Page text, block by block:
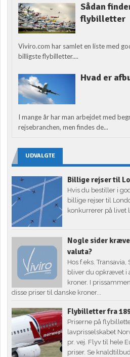
Sådan
flybilletter
Viviro.com har samlet en liste med
billigste flybilletter....
Hvad er
I mange år har man arbejdet med
rejsebranchen, men findes de...
UDVALGTE
Billige rejser til
Hvis du bestiller i
billige rejser til
konkurrerer på livet
Nogle sider
valuta?
Hos f.eks.
bliver du opkrævet i
kroner. I
disse priser til danske kroner...
Flybilletter fra
Priserne på
lavprisselskabet
pr. vej. Flyv til hele
priser. Se